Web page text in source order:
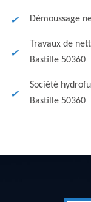
Démoussage
Travaux de
Bastille 50360
Société
Bastille 50360